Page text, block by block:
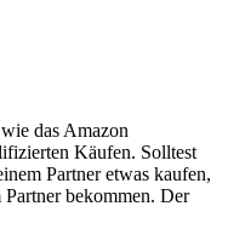
das Amazon
Käufen. Solltest
Partner etwas kaufen,
bekommen. Der